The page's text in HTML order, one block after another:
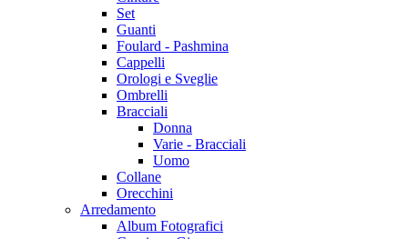
Set
Guanti
Foulard - Pashmina
Cappelli
Orologi e Sveglie
Ombrelli
Bracciali
Donna
Varie - Bracciali
Uomo
Collane
Orecchini
Arredamento
Album Fotografici